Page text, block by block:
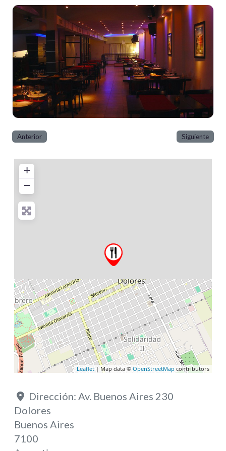
Anterior Siguiente
+
−
Leaflet | Map data © OpenStreetMap contributors
Dirección: Av. Buenos Aires 230
Dolores
Buenos Aires
7100